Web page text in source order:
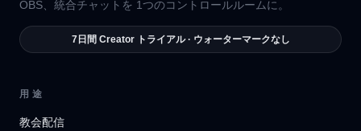
OBS、統合チャットを 1つのコントロールルームに。
7日間 Creator トライアル · ウォーターマークなし
用途
教会配信